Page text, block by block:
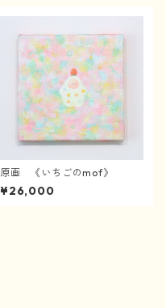
原画 《いちごのmof》
¥26,000